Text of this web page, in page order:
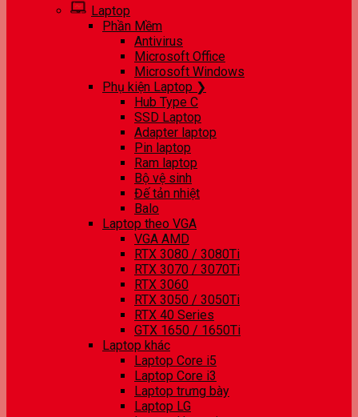
Laptop
Phần Mềm
Antivirus
Microsoft Office
Microsoft Windows
Phụ kiện Laptop ❯
Hub Type C
SSD Laptop
Adapter laptop
Pin laptop
Ram laptop
Bộ vệ sinh
Đế tản nhiệt
Balo
Laptop theo VGA
VGA AMD
RTX 3080 / 3080Ti
RTX 3070 / 3070Ti
RTX 3060
RTX 3050 / 3050Ti
RTX 40 Series
GTX 1650 / 1650Ti
Laptop khác
Laptop Core i5
Laptop Core i3
Laptop trưng bày
Laptop LG